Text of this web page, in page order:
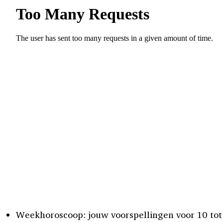
Weekhoroscoop: jouw voorspellingen voor 10 tot